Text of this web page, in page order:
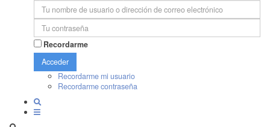
Recordarme
Acceder
Recordarme mi usuario
Recordarme contraseña